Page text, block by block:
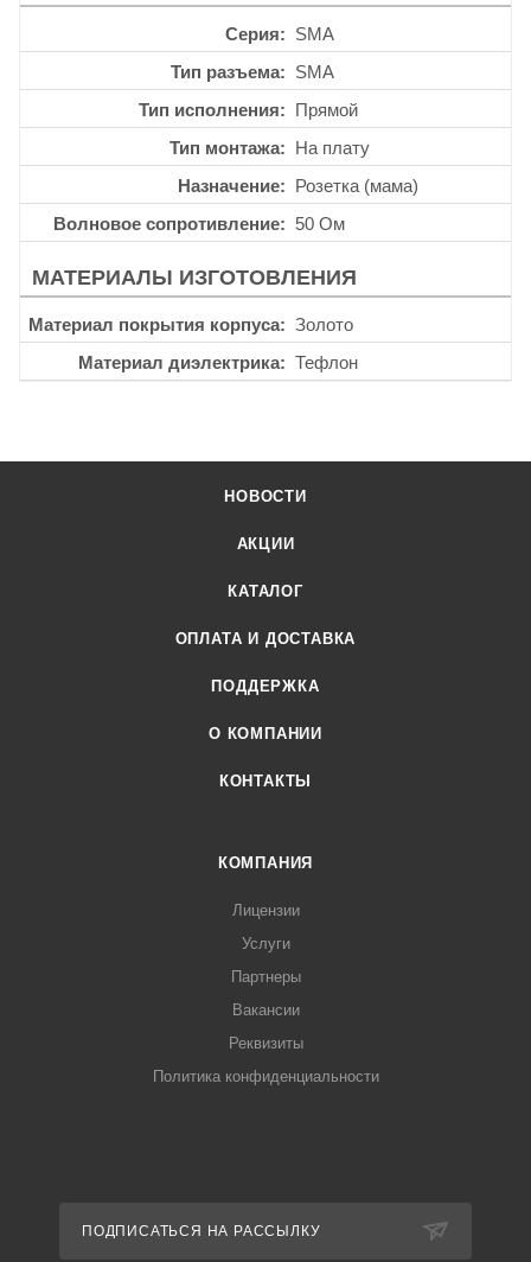
Серия
SMA
Тип разъема
SMA
Тип исполнения
Прямой
Тип монтажа
На плату
Назначение
Розетка (мама)
Волновое сопротивление
50 Ом
МАТЕРИАЛЫ ИЗГОТОВЛЕНИЯ
Материал покрытия корпуса
Золото
Материал диэлектрика
Тефлон
НОВОСТИ
АКЦИИ
КАТАЛОГ
ОПЛАТА И ДОСТАВКА
ПОДДЕРЖКА
О КОМПАНИИ
КОНТАКТЫ
КОМПАНИЯ
Лицензии
Услуги
Партнеры
Вакансии
Реквизиты
Политика конфиденциальности
ПОДПИСАТЬСЯ НА РАССЫЛКУ